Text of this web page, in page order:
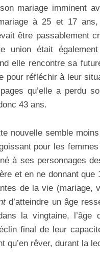
mariage imminent
à 25 et 17
être passablement
union était
elle rencontre sa
pour réfléchir à leur
qu’elle a perdu
43 ans.
nouvelle semble
pour les
à ses personnages
et en ne donnant
de la vie (mariage,
d’atteindre un âge
la vingtaine,
final de leur
qu’en rêver, durant la